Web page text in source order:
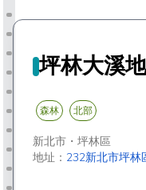
坪林大溪
森林 北部
新北市 ・ 坪林區
地址： 232新北市坪林